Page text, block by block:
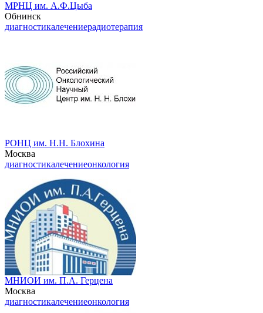
МРНЦ им. А.Ф.Цыба
Обнинск
диагностикалечениерадиотерапия
РОНЦ им. Н.Н. Блохина
Москва
диагностикалечениеонкология
МНИОИ им. П.А. Герцена
Москва
диагностикалечениеонкология